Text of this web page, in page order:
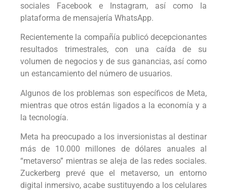
sociales Facebook e Instagram, así como la
plataforma de mensajería WhatsApp.
Recientemente la compañía publicó decepcionantes
resultados trimestrales, con una caída de su
volumen de negocios y de sus ganancias, así como
un estancamiento del número de usuarios.
Algunos de los problemas son específicos de Meta,
mientras que otros están ligados a la economía y a
la tecnología.
Meta ha preocupado a los inversionistas al destinar
más de 10.000 millones de dólares anuales al
“metaverso” mientras se aleja de las redes sociales.
Zuckerberg prevé que el metaverso, un entorno
digital inmersivo, acabe sustituyendo a los celulares